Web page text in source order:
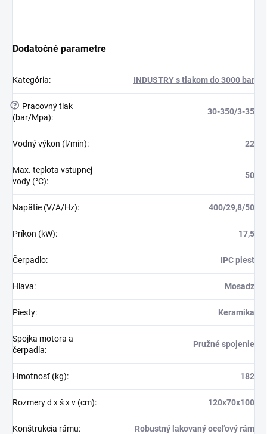
Dodatočné parametre
Kategória: INDUSTRY s tlakom do 3000 bar
?
Pracovný tlak
(bar/Mpa):
30-350/3-35
Vodný výkon (l/min): 22
Max. teplota vstupnej
vody (°C):
50
Napätie (V/A/Hz): 400/29,8/50
Príkon (kW): 17,5
Čerpadlo: IPC piest
Hlava: Mosadz
Piesty: Keramika
Spojka motora a
čerpadla:
Pružné spojenie
Hmotnosť (kg): 182
Rozmery d x š x v (cm): 120x70x100
Konštrukcia rámu: Robustný lakovaný oceľový rám